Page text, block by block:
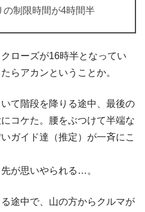
の制限時間が4時間半
ローズが16時半となってい
らアカンということか。
て階段を降りる途中、最後の
コケた。腰をぶつけて半端な
ガイド達（推定）が一斉にこ
が思いやられる…。
途中で、山の方からクルマが